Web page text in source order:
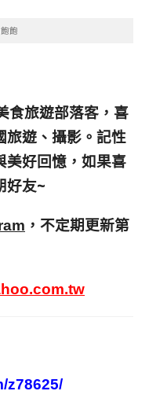
飽
旅遊部落客， 喜
遊、攝影。 記性
好回憶， 如果喜
好友~
，不定期更新第
z78625/